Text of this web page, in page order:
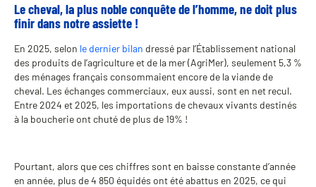
Le cheval, la plus noble conquête de l’homme, ne doit plus
finir dans notre assiette !
En 2025, selon le dernier bilan dressé par l’Établissement national
des produits de l’agriculture et de la mer (AgriMer), seulement 5,3 %
des ménages français consommaient encore de la viande de
cheval. Les échanges commerciaux, eux aussi, sont en net recul.
Entre 2024 et 2025, les importations de chevaux vivants destinés
à la boucherie ont chuté de plus de 19% !
Pourtant, alors que ces chiffres sont en baisse constante d’année
en année, plus de 4 850 équidés ont été abattus en 2025, ce qui